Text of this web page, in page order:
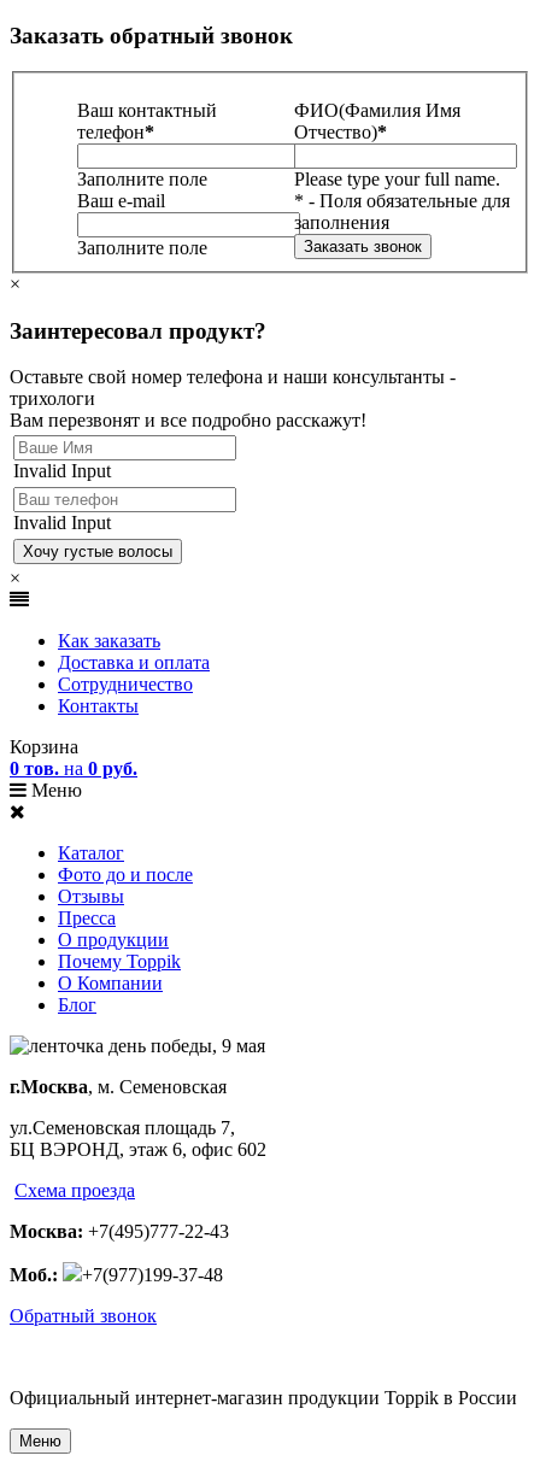
Заказать обратный звонок
Ваш контактный
телефон*
Заполните поле
ФИО(Фамилия Имя
Отчество)*
Please type your full name.
Ваш e-mail
Заполните поле
* - Поля обязательные для
заполнения
×
Заинтересовал продукт?
Оставьте свой номер телефона и наши консультанты -
трихологи
Вам перезвонят и все подробно расскажут!
Invalid Input
Invalid Input
×
Как заказать
Доставка и оплата
Сотрудничество
Контакты
Корзина
0 тов. на 0 руб.
Меню
Каталог
Фото до и после
Отзывы
Пресса
О продукции
Почему Toppik
О Компании
Блог
г.Москва, м. Семеновская
ул.Семеновская площадь 7,
БЦ ВЭРОНД, этаж 6, офис 602
Схема проезда
Москва: +7(495)777-22-43
Моб.:
+7(977)199-37-48
Обратный звонок
Официальный интернет-магазин продукции Toppik в России
Меню